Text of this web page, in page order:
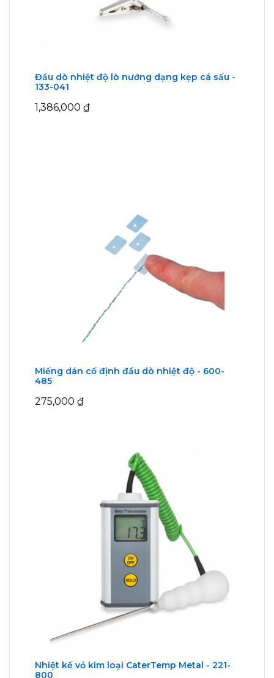
Đầu dò nhiệt độ lò nướng dạng kẹp cá sấu -
133-041
1,386,000 ₫
Miếng dán cố định đầu dò nhiệt độ - 600-
485
275,000 ₫
Nhiệt kế vỏ kim loại CaterTemp Metal - 221-
800